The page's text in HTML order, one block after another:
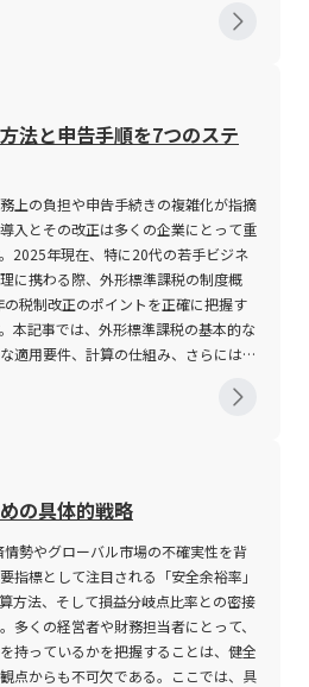
上される「のれん」の取り扱いも、
より正確に評価できるように工夫され
処理の違いを正しく理解し、調整する
ぎ、真の株主価値向上につながると言
のバランスも重要です。NPV（正味現
フロー（FCF）と比較すると、EVAは
映しやすい一方で、長期的な投資成果
は不十分な場合があります。このた
の指標を組み合わせた総合的な評価手
値の向上を総合的かつバランスよく実
て、
す。市場環境や金利、企業の信用状況
にとっては、各事業単位ごとのWACC
、意思決定プロセスにおいて慎重な検
を評価するための革新的な指標とし
てますます重要な役割を果たしてい
えきれなかった企業の実態を、税引後
し引くというシンプルかつ実効性の高
は、短期的な業績のみならず、長期的
ことが確認されています。その一方
方法としては、EBITに企業が計上す
って生じた一時的なキャッシュの減少
創出力を浮き彫りにする目的がありま
る会計基準や税制環境下で経営を行
用です。国や企業ごとに税率や借入金
が異なることから、営業利益や純利益
合に、EBITDAという共通の基準を用
を実現できます。 このように、EBIT
本業による収益力を把握するための
には企業の成長ステージや業種、さら
。 EBITとEBITDAの注意
固有の注意点が存在します。まず、
構成要素を十分に理解する必要があ
状況では、EBITだけを見ると実態以上
リスクがあり、企業の財務戦略が進行
求められます。 また、EBITはあくま
あるため、企業が抱える経営リスクや
が反映される可能性がある点にも留意
初期や成長段階にある企業では、借入
際の事業パフォーマンスが歪められる
ため、成長企業の評価においては、
、他の財務指標やキャッシュフローの
ト削減の観点から、SG&A経費の最適
るために必要な販促活動、販売プロセ
に関連する全ての経費を指す。 SG&A
動に関与しない賃貸料、広告・マーケ
タッフの給与、保険費、通信費、オフ
費や事務用品費用などが含まれる。
）とは明確に区別されており、生
は含まれない。また、研究開発費
ても、通常は別途管理されるケース
企業の運用費全体の中で、固定費と変
類される各種経費の合計として認識さ
料のようなコストは固定費として、
費は販売量の増減に応じた変動費とし
売上高に対する経費比率（SG&A売上
せない要素であり、その数値は経営健
投資家や経営陣に広く活用されてい
益に対する経費の割合を通じ、企業の
を明示する指標となる。 企業が持続
SG&A項目の内訳とその性質を正確に
切に見極めることが求められる。 販
経費の管理および
意すべきポイントが存在する。 第一
法と申告手順を7つのステ
上の負担や申告手続きの複雑化が指摘
入とその改正は多くの企業にとって重
2025年現在、特に20代の若手ビジネ
に携わる際、外形標準課税の制度概
税制改正のポイントを正確に把握す
本記事では、外形標準課税の基本的な
適用要件、計算の仕組み、さらには会
ついて、豊富な背景情報に基づき詳細
な事例や注意が必要なポイントについ
の所得割に加え、事業所の床面積、従
ける行政サービスの質と量に見合った
に、2003年度の税制改正で導入され
は、企業の所得に連動する形で課税が
績が一時的に低迷している企業が、行
税負担を回避するケースが発生してい
め、外形標準課税では、企業規模に基
の具体的戦略
勢やグローバル市場の不確実性を背
指標として注目される「安全余裕率」
方法、そして損益分岐点比率との密接
多くの経営者や財務担当者にとって、
持っているかを把握することは、健全
点からも不可欠である。ここでは、具